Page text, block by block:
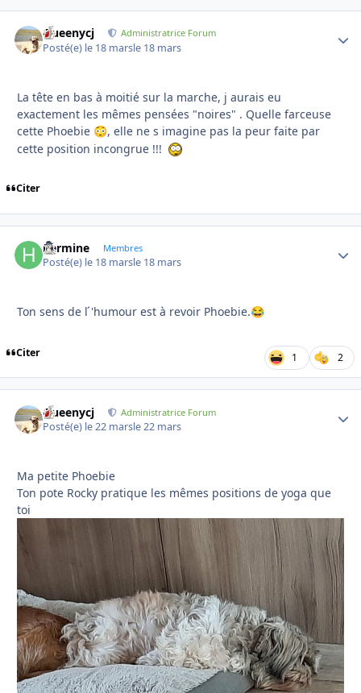
Queenycj Administratrice Forum
Posté(e) le 18 marsle 18 mars
La tête en bas à moitié sur la marche, j aurais eu
exactement les mêmes pensées "noires" . Quelle farceuse
cette Phoebie 😳, elle ne s imagine pas la peur faite par
cette position incongrue !!!
Citer
hermine Membres
Posté(e) le 18 marsle 18 mars
Ton sens de l ́'humour est à revoir Phoebie.😂
Citer 1 2
Queenycj Administratrice Forum
Posté(e) le 22 marsle 22 mars
Ma petite Phoebie
Ton pote Rocky pratique les mêmes positions de yoga que
toi